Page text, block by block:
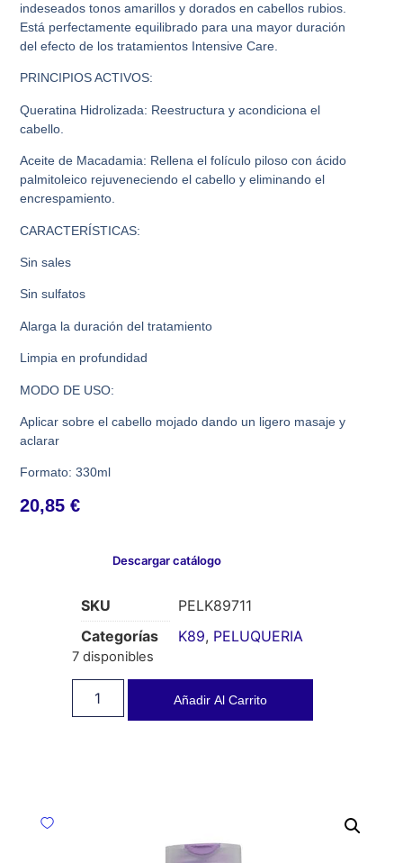
indeseados tonos amarillos y dorados en cabellos rubios.
Está perfectamente equilibrado para una mayor duración
del efecto de los tratamientos Intensive Care.
PRINCIPIOS ACTIVOS:
Queratina Hidrolizada: Reestructura y acondiciona el
cabello.
Aceite de Macadamia: Rellena el folículo piloso con ácido
palmitoleico rejuveneciendo el cabello y eliminando el
encrespamiento.
CARACTERÍSTICAS:
Sin sales
Sin sulfatos
Alarga la duración del tratamiento
Limpia en profundidad
MODO DE USO:
Aplicar sobre el cabello mojado dando un ligero masaje y
aclarar
Formato: 330ml
20,85€
Descargar catálogo
SKU
PELK89711
Categorías
K89, PELUQUERIA
7 disponibles
Añadir Al Carrito